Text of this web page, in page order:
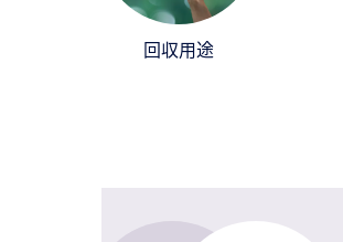
回収用途